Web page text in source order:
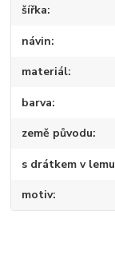
šířka
návin
materiál
barva
země původu
s drátkem v lemu
motiv